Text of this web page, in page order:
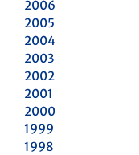
2006
2005
2004
2003
2002
2001
2000
1999
1998